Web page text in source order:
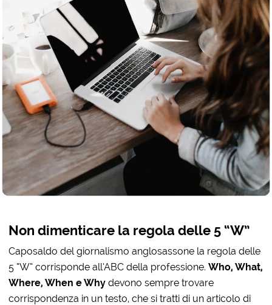
Non dimenticare la regola delle 5 “W”
Caposaldo del giornalismo anglosassone la regola delle
5 “W” corrisponde all’ABC della professione.Who, What,
Where, When e Why devono sempre trovare
corrispondenza in un testo, che si tratti di un articolo di